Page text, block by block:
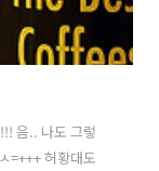
음.. 나도 그렇
=+++ 허황대도